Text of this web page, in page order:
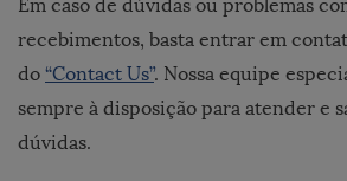
Em caso de dúvidas ou problemas
recebimentos, basta entrar em
do “Contact Us”. Nossa equipe
sempre à disposição para atender e
dúvidas.